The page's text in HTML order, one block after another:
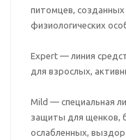
питомцев, созданных
физиологических
Expert — линия
для взрослых,
Mild — специальная
защиты для щенков,
ослабленных,